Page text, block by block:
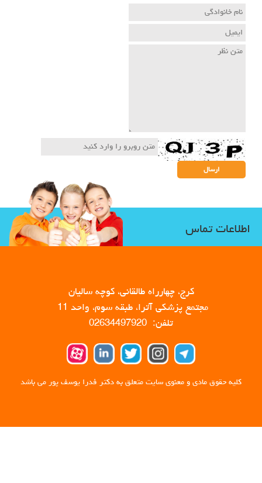
اطلاعات تماس
کرج، چهارراه طالقانی، کوچه سالیان
مجتمع پزشکی آترا، طبقه سوم، واحد 11
تلفن: 02634497920
کلیه حقوق مادی و معنوی سایت متعلق به دکتر فدرا یوسف پور می باشد